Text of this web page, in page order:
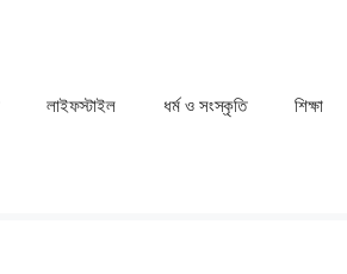
লাইফস্টাইল ধর্ম ও সংস্কৃতি ⁠⁠শিক্ষা